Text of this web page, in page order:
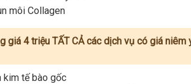
môi Collagen
giá 4 triệu TẤT CẢ các dịch vụ có giá niêm
kim tế bào gốc